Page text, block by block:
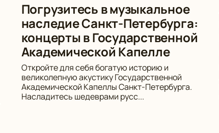
Погрузитесь в музыкальное
наследие Санкт-Петербурга:
концерты в Государственной
Академической Капелле
Откройте для себя богатую историю и
великолепную акустику Государственной
Академической Капеллы Санкт-Петербурга.
Насладитесь шедеврами русс...